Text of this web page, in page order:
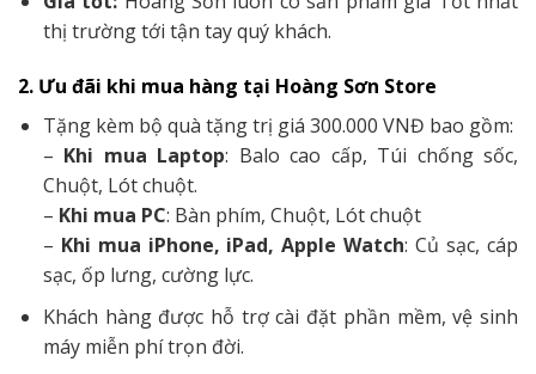
phẩm nghiêm ngặt, chúng tôi luôn nỗ lực mang lại
chất lượng sản phẩm tốt nhất đến tay khách hàng.
Dịch vụ tốt:Hoàng Sơn luôn luôn tư vấn chính xác,
sản phẩm phù hợp nhu cầu và dịch vụ hậu mãi sau
bán hàng tận tâm mang lại cho Quý khách những
trải nghiệm tuyệt vời nhất.
Giá tốt:Hoàng Sơn luôn có sản phẩm giá Tốt nhất
thị trường tới tận tay quý khách.
2. Ưu đãi khi mua hàng tại Hoàng Sơn Store
Tặng kèm bộ quà tặng trị giá 300.000 VNĐ bao gồm: